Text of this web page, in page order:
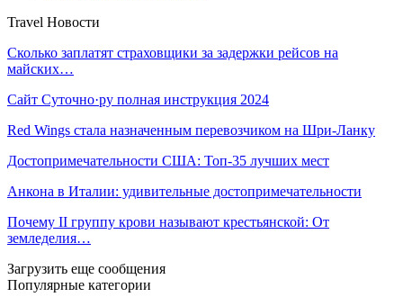
Travel Новости
Сколько заплатят страховщики за задержки рейсов на
майских…
Сайт Суточно·ру полная инструкция 2024
Red Wings стала назначенным перевозчиком на Шри-Ланку
Достопримечательности США: Топ-35 лучших мест
Анкона в Италии: удивительные достопримечательности
Почему II группу крови называют крестьянской: От
земледелия…
Загрузить еще сообщения
Популярные категории